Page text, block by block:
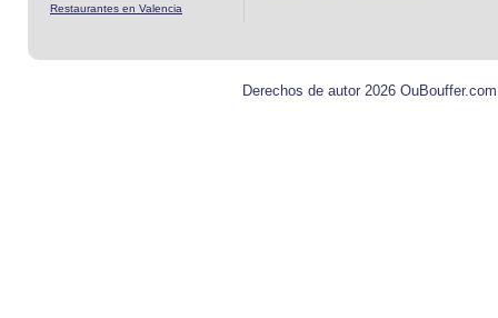
Restaurantes en Valencia
Derechos de autor 2026